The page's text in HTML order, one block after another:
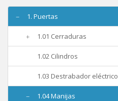
Descargas
Nosotros
Contacto
1. Puertas
1.01 Cerraduras
1.02 Cilindros
1.03 Destrabador eléctrico
1.04 Manijas